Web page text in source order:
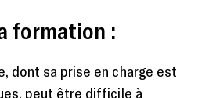
formation :
dont sa prise en charge est
peut être difficile à